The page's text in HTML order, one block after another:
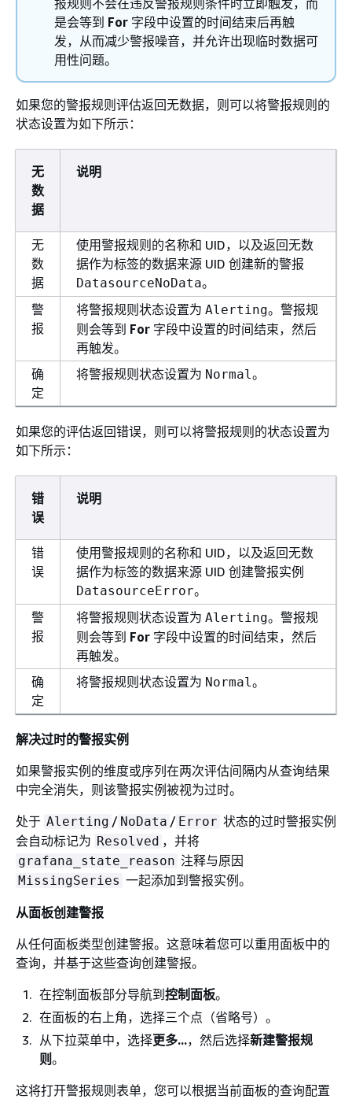
报规则不会在违反警报规则条件时立即触发，而
是会等到 For 字段中设置的时间结束后再触
发，从而减少警报噪音，并允许出现临时数据可
用性问题。
如果您的警报规则评估返回无数据，则可以将警报规则的
状态设置为如下所示：
无
数
据
说明
无
数
据
使用警报规则的名称和 UID，以及返回无数
据作为标签的数据来源 UID 创建新的警报
DatasourceNoData。
警
报
将警报规则状态设置为 Alerting。警报规
则会等到 For 字段中设置的时间结束，然后
再触发。
确
定
将警报规则状态设置为 Normal。
如果您的评估返回错误，则可以将警报规则的状态设置为
如下所示：
错
误
说明
错
误
使用警报规则的名称和 UID，以及返回无数
据作为标签的数据来源 UID 创建警报实例
DatasourceError。
警
报
将警报规则状态设置为 Alerting。警报规
则会等到 For 字段中设置的时间结束，然后
再触发。
确
定
将警报规则状态设置为 Normal。
解决过时的警报实例
如果警报实例的维度或序列在两次评估间隔内从查询结果
中完全消失，则该警报实例被视为过时。
处于 Alerting / NoData / Error 状态的过时警报实例
会自动标记为 Resolved ，并将
grafana_state_reason 注释与原因
MissingSeries 一起添加到警报实例。
从面板创建警报
从任何面板类型创建警报。这意味着您可以重用面板中的
查询，并基于这些查询创建警报。
在控制面板部分导航到 控制面板。
在面板的右上角，选择三个点（省略号）。
从下拉菜单中，选择更多...，然后选择新建警报规
则。
这将打开警报规则表单，您可以根据当前面板的查询配置